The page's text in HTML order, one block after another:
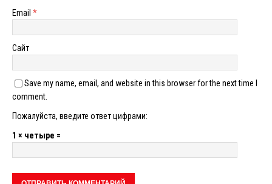
Email *
Сайт
Save my name, email, and website in this browser for the next time I
comment.
Пожалуйста, введите ответ цифрами:
1 × четыре =